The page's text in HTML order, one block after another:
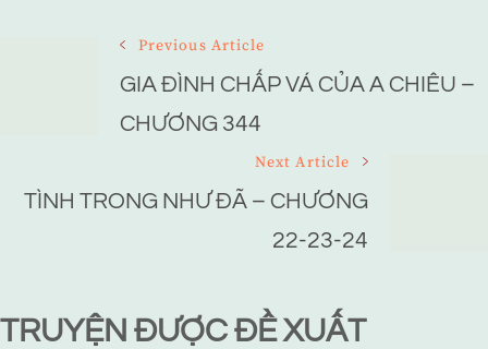
Navigation
Previous Article
GIA ĐÌNH CHẤP VÁ CỦA A CHIÊU –
CHƯƠNG 344
Next Article
TÌNH TRONG NHƯ ĐÃ – CHƯƠNG
22-23-24
TRUYỆN ĐƯỢC ĐỀ XUẤT